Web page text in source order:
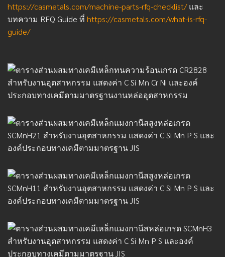
https://casmetals.com/machine-parts-rfq-checklist/และ
บทความ RFQ Guide ที่ https://casmetals.com/what-is-rfq-
guide/